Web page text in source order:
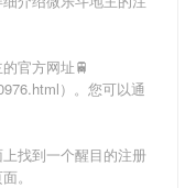
的官方网址🚆
）。您可以通
找到一个醒目的注册
。